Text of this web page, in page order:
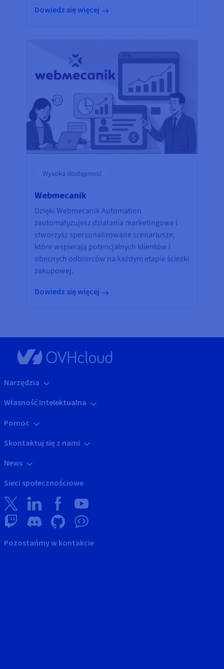
Dowiedz się więcej
Wysoka dostępność
Webmecanik
Dzięki Webmecanik Automation
zautomatyzujesz działania marketingowe i
stworzysz spersonalizowane scenariusze,
które wspierają potencjalnych klientów i
obecnych odbiorców na każdym etapie ścieżki
zakupowej.
Dowiedz się więcej
Narzędzia
Własność Intelektualna
Pomoc
Skontaktuj się z nami
News
Sieci społecznościowe
Pozostańmy w kontakcie